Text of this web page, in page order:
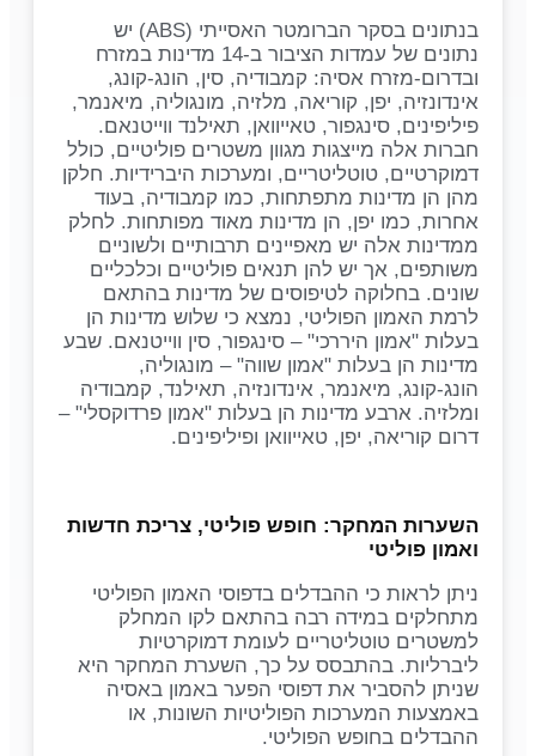
בנתונים בסקר הברומטר האסייתי (ABS) יש
נתונים של עמדות הציבור ב-14 מדינות במזרח
ובדרום-מזרח אסיה: קמבודיה, סין, הונג-קונג,
אינדונזיה, יפן, קוריאה, מלזיה, מונגוליה, מיאנמר,
פיליפינים, סינגפור, טאייוואן, תאילנד ווייטנאם.
חברות אלה מייצגות מגוון משטרים פוליטיים, כולל
דמוקרטיים, טוטליטריים, ומערכות היברידיות. חלקן
מהן הן מדינות מתפתחות, כמו קמבודיה, בעוד
אחרות, כמו יפן, הן מדינות מאוד מפותחות. לחלק
ממדינות אלה יש מאפיינים תרבותיים ולשוניים
משותפים, אך יש להן תנאים פוליטיים וכלכליים
שונים. בחלוקה לטיפוסים של מדינות בהתאם
לרמת האמון הפוליטי, נמצא כי שלוש מדינות הן
בעלות "אמון היררכי" – סינגפור, סין ווייטנאם. שבע
מדינות הן בעלות "אמון שווה" – מונגוליה,
הונג-קונג, מיאנמר, אינדונזיה, תאילנד, קמבודיה
ומלזיה. ארבע מדינות הן בעלות "אמון פרדוקסלי" –
דרום קוריאה, יפן, טאייוואן ופיליפינים.
השערות המחקר: חופש פוליטי, צריכת חדשות
ואמון פוליטי
ניתן לראות כי ההבדלים בדפוסי האמון הפוליטי
מתחלקים במידה רבה בהתאם לקו המחלק
למשטרים טוטליטריים לעומת דמוקרטיות
ליברליות. בהתבסס על כך, השערת המחקר היא
שניתן להסביר את דפוסי הפער באמון באסיה
באמצעות המערכות הפוליטיות השונות, או
ההבדלים בחופש הפוליטי.